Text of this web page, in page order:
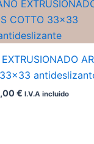
€ I.V.A incluido